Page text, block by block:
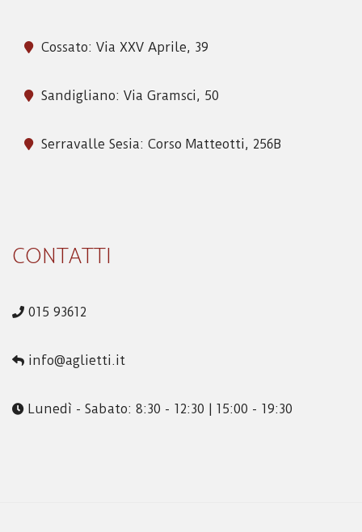
Cossato: Via XXV Aprile, 39
Sandigliano: Via Gramsci, 50
Serravalle Sesia: Corso Matteotti, 256B
CONTATTI
015 93612
info@aglietti.it
Lunedì - Sabato: 8:30 - 12:30 | 15:00 - 19:30